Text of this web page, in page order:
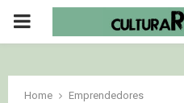
PRIMARY
Home
Emprendedores